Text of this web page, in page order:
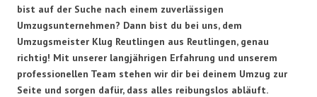
bist auf der Suche nach einem zuverlässigen
Umzugsunternehmen? Dann bist du bei uns, dem
Umzugsmeister Klug Reutlingen aus Reutlingen, genau
richtig! Mit unserer langjährigen Erfahrung und unserem
professionellen Team stehen wir dir bei deinem Umzug zur
Seite und sorgen dafür, dass alles reibungslos abläuft.